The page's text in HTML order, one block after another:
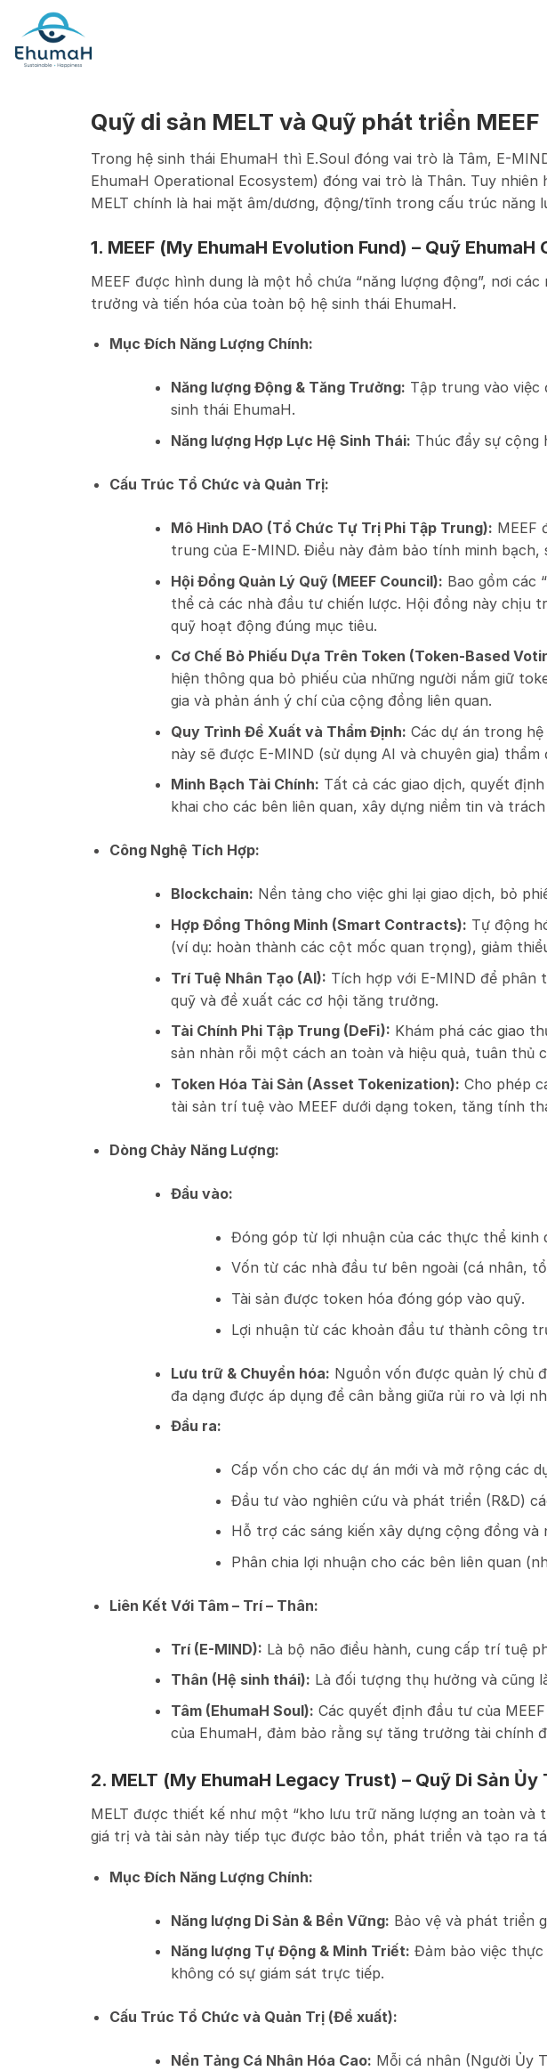
content
Quỹ di sản MELT và Quỹ phát triển MEEF
Trong hệ sinh thái EhumaH thì E.Soul đóng vai trò là Tâm, E-
EhumaH Operational Ecosystem) đóng vai trò là Thân. Tuy
MELT chính là hai mặt âm/dương, động/tĩnh trong cấu trúc năng
1. MEEF (My EhumaH Evolution Fund) – Quỹ
MEEF được hình dung là một hồ chứa “năng lượng động”, nơi
trưởng và tiến hóa của toàn bộ hệ sinh thái EhumaH.
Mục Đích Năng Lượng Chính:
Năng lượng Động & Tăng Trưởng: Tập trung vào
sinh thái EhumaH.
Năng lượng Hợp Lực Hệ Sinh Thái: Thúc đẩy sự cộng
Cấu Trúc Tổ Chức và Quản Trị:
Mô Hình DAO (Tổ Chức Tự Trị Phi Tập Trung): MEEF
trung của E-MIND. Điều này đảm bảo tính minh
Hội Đồng Quản Lý Quỹ (MEEF Council): Bao gồm các
thể cả các nhà đầu tư chiến lược. Hội đồng này chịu
quỹ hoạt động đúng mục tiêu.
Cơ Chế Bỏ Phiếu Dựa Trên Token (Token-Based
hiện thông qua bỏ phiếu của những người nắm giữ
gia và phản ánh ý chí của cộng đồng liên quan.
Quy Trình Đề Xuất và Thẩm Định: Các dự án trong
này sẽ được E-MIND (sử dụng AI và chuyên gia)
Minh Bạch Tài Chính: Tất cả các giao dịch, quyết
khai cho các bên liên quan, xây dựng niềm tin và
Công Nghệ Tích Hợp:
Blockchain: Nền tảng cho việc ghi lại giao dịch, bỏ
Hợp Đồng Thông Minh (Smart Contracts): Tự động
(ví dụ: hoàn thành các cột mốc quan trọng), giảm
Trí Tuệ Nhân Tạo (AI): Tích hợp với E-MIND để
quỹ và đề xuất các cơ hội tăng trưởng.
Tài Chính Phi Tập Trung (DeFi): Khám phá các giao
sản nhàn rỗi một cách an toàn và hiệu quả, tuân thủ
Token Hóa Tài Sản (Asset Tokenization): Cho phép
tài sản trí tuệ vào MEEF dưới dạng token, tăng tính
Dòng Chảy Năng Lượng:
Đầu vào:
Đóng góp từ lợi nhuận của các thực thể kinh
Vốn từ các nhà đầu tư bên ngoài (cá nhân,
Tài sản được token hóa đóng góp vào quỹ.
Lợi nhuận từ các khoản đầu tư thành công
Lưu trữ & Chuyển hóa: Nguồn vốn được quản lý chủ
đa dạng được áp dụng để cân bằng giữa rủi ro và lợi
Đầu ra:
Cấp vốn cho các dự án mới và mở rộng các
Đầu tư vào nghiên cứu và phát triển (R&D)
Hỗ trợ các sáng kiến xây dựng cộng đồng
Phân chia lợi nhuận cho các bên liên quan
Liên Kết Với Tâm – Trí – Thân:
Trí (E-MIND): Là bộ não điều hành, cung cấp trí tuệ
Thân (Hệ sinh thái): Là đối tượng thụ hưởng và cũng
Tâm (EhumaH Soul): Các quyết định đầu tư của
của EhumaH, đảm bảo rằng sự tăng trưởng tài
2. MELT (My EhumaH Legacy Trust) – Quỹ Di Sản Ủy
MELT được thiết kế như một “kho lưu trữ năng lượng an toàn và
giá trị và tài sản này tiếp tục được bảo tồn, phát triển và tạo ra
Mục Đích Năng Lượng Chính:
Năng lượng Di Sản & Bền Vững: Bảo vệ và phát triển
Năng lượng Tự Động & Minh Triết: Đảm bảo việc
không có sự giám sát trực tiếp.
Cấu Trúc Tổ Chức và Quản Trị (Đề xuất):
Nền Tảng Cá Nhân Hóa Cao: Mỗi cá nhân (Người Ủy